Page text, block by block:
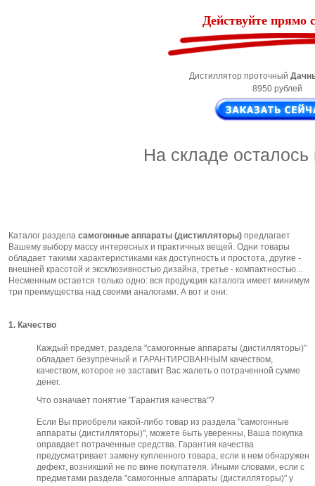
Действуйте прямо
Дистиллятор проточный
8950 рублей
На складе осталось
Каталог раздела самогонные аппараты (дистилляторы) предлагает
Вашему выбору массу интересных и практичных вещей. Одни товары
обладает такими характеристиками как доступность и простота, другие -
внешней красотой и эксклюзивностью дизайна, третье - компактностью...
Несменным остается только одно: вся продукция каталога имеет минимум
три преимущества над своими аналогами. А вот и они:
1. Качество
Каждый предмет, раздела "самогонные аппараты (дистилляторы)"
обладает безупречный и ГАРАНТИРОВАННЫМ качеством,
качеством, которое не заставит Вас жалеть о потраченной сумме
денег.
Что означает понятие "Гарантия качества"?
Если Вы приобрели какой-либо товар из раздела "самогонные
аппараты (дистилляторы)", можете быть уверенны, Ваша покупка
оправдает потраченные средства. Гарантия качества
предусматривает замену купленного товара, если в нем обнаружен
дефект, возникший не по вине покупателя. Иными словами, если с
предметами раздела "самогонные аппараты (дистилляторы)" у